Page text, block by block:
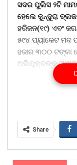
ସଦର ପୁଲିସ ୨ଟି
ହେଲେ କୁନ୍ଦୁରା ବ୍ଲକ
ହରିଜନ(୧୯) ଏବଂ
୫୯୪ ପ୍ୟାକେଟ ମଦ
ହଜାର ୩୦୦
ଅଭିଯୁକ୍ତଙ୍କ ପାଖରୁ
କରାଯାଇଛି ।
ଈଶ୍ୱର ତାଣ୍ଡି
ଜଗନ୍ନାଥ ଏକ
ଲିମାରୁ ଆସୁଥିଲା ।
ପାଟ୍ରୋଲିଂ
Share